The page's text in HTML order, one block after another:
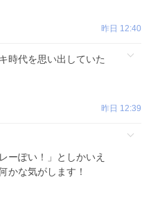
昨日 12:40
時代を思い出していた
昨日 12:39
ーぽい！」としかいえ
かな気がします！